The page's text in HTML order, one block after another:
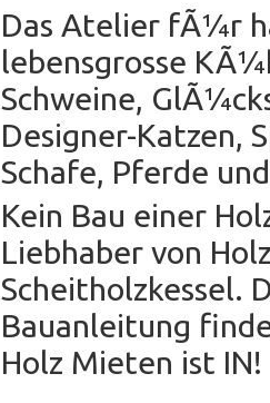
Das Atelier fÃ¼r
lebensgrosse
Schweine,
Designer-Katzen,
Schafe, Pferde
Kein Bau einer
Liebhaber von
Scheitholzkessel.
Bauanleitung
Holz Mieten ist IN!